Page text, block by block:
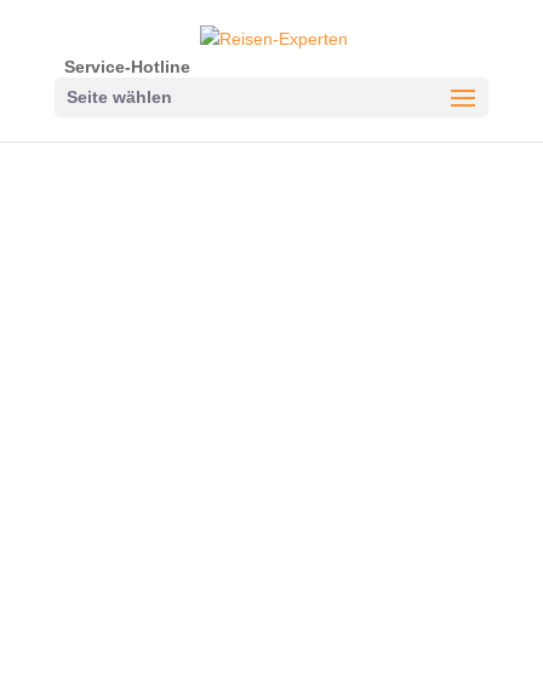
Service-Hotline
Seite wählen